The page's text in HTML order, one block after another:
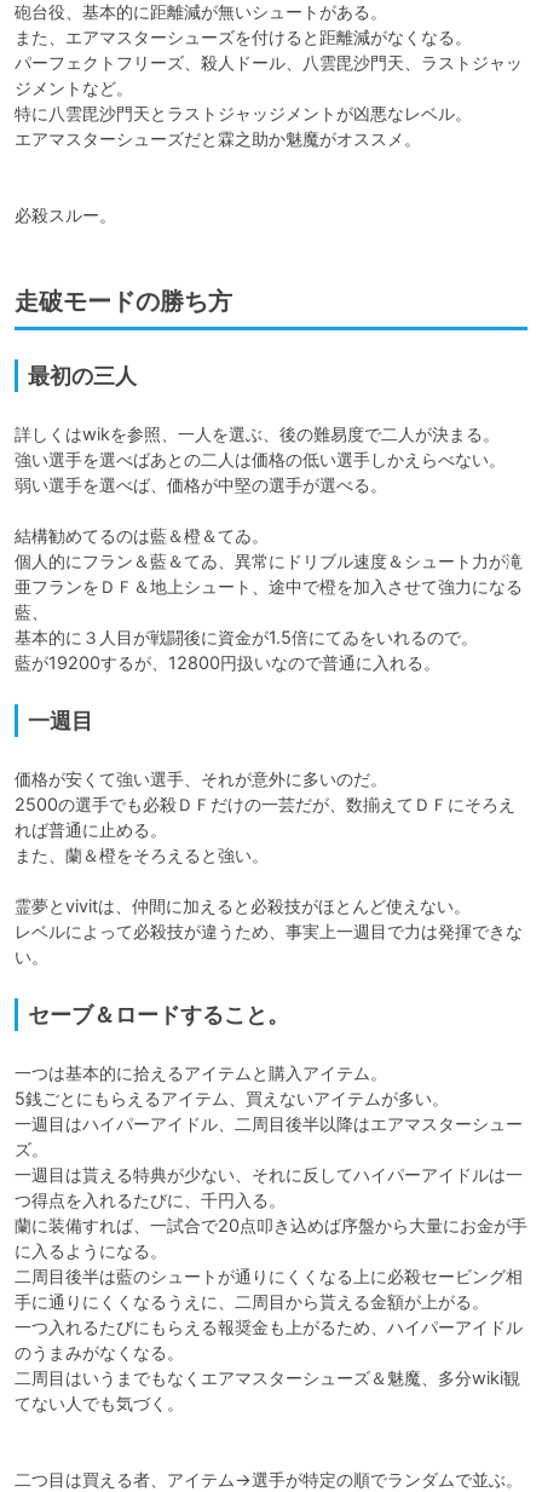
砲台役、基本的に距離減が無いシュートがある。
また、エアマスターシューズを付けると距離減がなくなる。
パーフェクトフリーズ、殺人ドール、八雲毘沙門天、ラストジャッ
ジメントなど。
特に八雲毘沙門天とラストジャッジメントが凶悪なレベル。
エアマスターシューズだと霖之助か魅魔がオススメ。
必殺スルー。
走破モードの勝ち方
最初の三人
詳しくはwikを参照、一人を選ぶ、後の難易度で二人が決まる。
強い選手を選べばあとの二人は価格の低い選手しかえらべない。
弱い選手を選べば、価格が中堅の選手が選べる。
結構勧めてるのは藍＆橙＆てゐ。
個人的にフラン＆藍＆てゐ、異常にドリブル速度＆シュート力が滝
亜フランをＤＦ＆地上シュート、途中で橙を加入させて強力になる
藍、
基本的に３人目が戦闘後に資金が1.5倍にてゐをいれるので。
藍が19200するが、12800円扱いなので普通に入れる。
一週目
価格が安くて強い選手、それが意外に多いのだ。
2500の選手でも必殺ＤＦだけの一芸だが、数揃えてＤＦにそろえ
れば普通に止める。
また、蘭＆橙をそろえると強い。
霊夢とvivitは、仲間に加えると必殺技がほとんど使えない。
レベルによって必殺技が違うため、事実上一週目で力は発揮できな
い。
セーブ＆ロードすること。
一つは基本的に拾えるアイテムと購入アイテム。
5銭ごとにもらえるアイテム、買えないアイテムが多い。
一週目はハイパーアイドル、二周目後半以降はエアマスターシュー
ズ。
一週目は貰える特典が少ない、それに反してハイパーアイドルは一
つ得点を入れるたびに、千円入る。
蘭に装備すれば、一試合で20点叩き込めば序盤から大量にお金が手
に入るようになる。
二周目後半は藍のシュートが通りにくくなる上に必殺セービング相
手に通りにくくなるうえに、二周目から貰える金額が上がる。
一つ入れるたびにもらえる報奨金も上がるため、ハイパーアイドル
のうまみがなくなる。
二周目はいうまでもなくエアマスターシューズ＆魅魔、多分wiki観
てない人でも気づく。
二つ目は買える者、アイテム→選手が特定の順でランダムで並ぶ。